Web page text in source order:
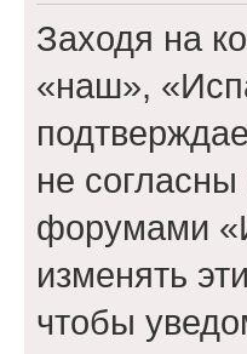
Заходя на
«наш»,
не
форумами
изменять
чтобы